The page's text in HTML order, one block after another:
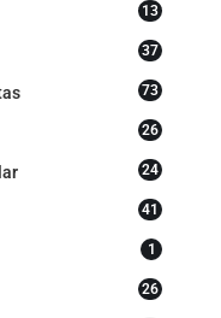
13
37
73
26
24
41
1
26